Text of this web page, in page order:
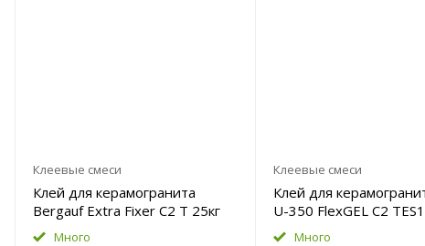
Клеевые смеси
Клей для керамогранита
Bergauf Extra Fixer C2 T 25кг
Много
Клеевые смеси
Клей для
U-350 FlexGEL C2 ТЕS1
ультрапластичный 25кг
Много